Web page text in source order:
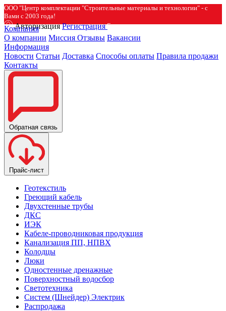
ООО "Центр комплектации "Строительные материалы и технологии" - с
Вами с 2003 года!
Авторизация Регистрация
Компания
О компании Миссия Отзывы Вакансии
Информация
Новости Статьи Доставка Способы оплаты Правила продажи
Контакты
Обратная связь
Прайс-лист
Геотекстиль
Греющий кабель
Двухстенные трубы
ДКС
ИЭК
Кабеле-проводниковая продукция
Канализация ПП, НПВХ
Колодцы
Люки
Одностенные дренажные
Поверхностный водосбор
Светотехника
Систем (Шнейдер) Электрик
Распродажа